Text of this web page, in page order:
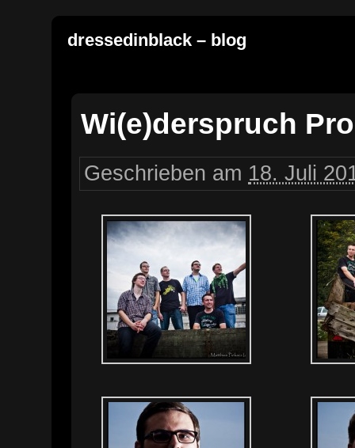
dressedinblack – blog
Wi(e)derspruch
Geschrieben am 18. Juli